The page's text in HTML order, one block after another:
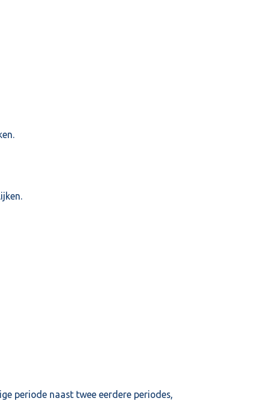
periode naast twee eerdere periodes,